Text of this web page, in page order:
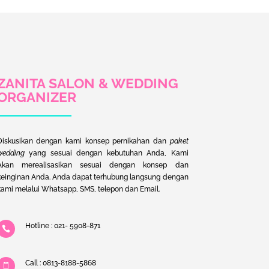
SALON & WEDDING
dengan kami konsep pernikahan dan paket
yang sesuai dengan kebutuhan Anda, Kami
merealisasikan sesuai dengan konsep dan
Anda. Anda dapat terhubung langsung dengan
melalui Whatsapp, SMS, telepon dan Email.
 Hotline : 021- 5908-871
 Call : 0813-8188-5868